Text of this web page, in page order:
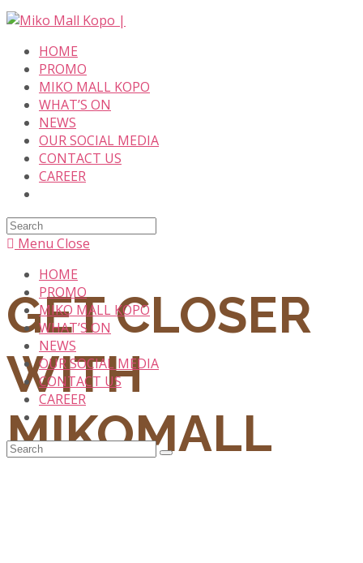
Skip
contentHOME
PROMO
MIKO MALL KOPO
WHAT’S ON
NEWS
OUR SOCIAL MEDIA
CONTACT US
CAREER
Search
thisMenu Close
HOME
PROMO
MIKO MALL KOPO
WHAT’S ON
NEWS
OUR SOCIAL MEDIA
CONTACT US
CAREER
GET CLOSER
WITH
MIKOMALL